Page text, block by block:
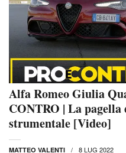
Alfa Romeo Giulia
CONTRO | La
strumentale [Video]
MATTEO VALENTI 8 LUG 2022